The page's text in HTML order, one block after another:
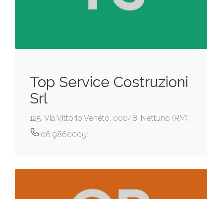
Top Service Costruzioni
Srl
125, Via Vittorio Veneto, 00048, Nettuno (RM)
06 98600051